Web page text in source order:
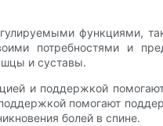
функциями,
потребностями и
и суставы.
и поддержкой
помогают
болей в спине.